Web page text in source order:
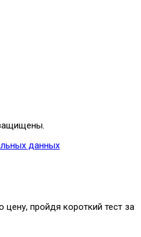
данных
цену, пройдя короткий тест за